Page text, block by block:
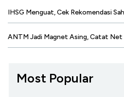
IHSG Menguat, Cek Rekomendasi
ANTM Jadi Magnet Asing, Catat Net
Most Popular